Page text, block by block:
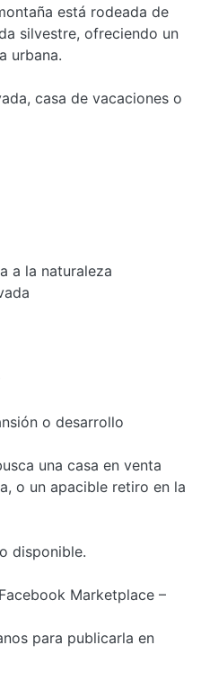
está rodeada de
silvestre, ofreciendo un
urbana.
casa de vacaciones o
a la naturaleza
o desarrollo
una casa en venta
o un apacible retiro en la
disponible.
Marketplace –
para publicarla en